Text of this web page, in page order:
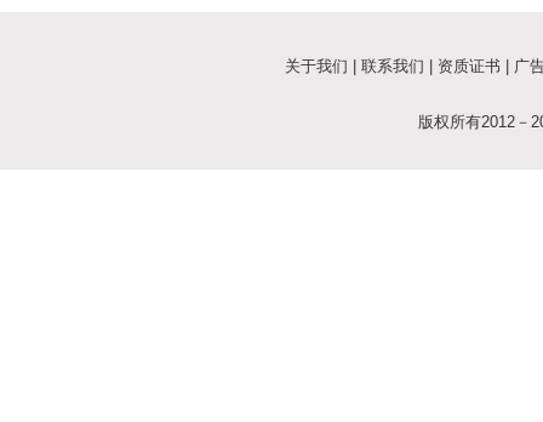
关于我们 联系我们 资质证书 广
版权所有2012－